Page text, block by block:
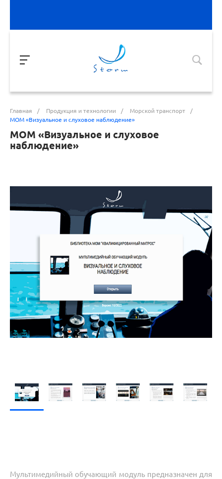
Главная / Продукция и технологии / Морской транспорт
/
МОМ «Визуальное и слуховое наблюдение»
МОМ «Визуальное и слуховое
наблюдение»
Мультимедийный обучающий модуль предназначен для